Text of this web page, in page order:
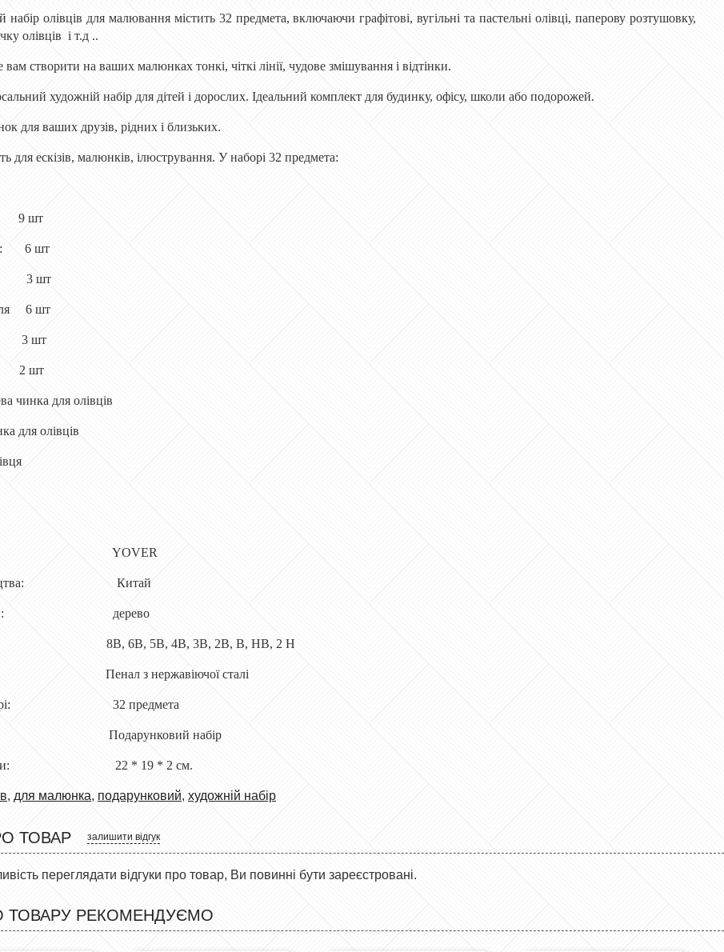
олівців для малювання містить 32 предмета, включаючи графітові, вугільні та пастельні олівці, паперову розтушовку,
олівців і т.д ..
створити на ваших малюнках тонкі, чіткі лінії, чудове змішування і відтінки.
художній набір для дітей і дорослих. Ідеальний комплект для будинку, офісу, школи або подорожей.
для ваших друзів, рідних і близьких.
для ескізів, малюнків, ілюстрування. У наборі 32 предмета:
шт
6 шт
3 шт
6 шт
3 шт
шт
чинка для олівців
для олівців
YOVER
Китай
дерево
8B, 6B, 5B, 4B, 3B, 2B, B, HB, 2 H
з нержавіючої сталі
наборі: 32 предмета
Подарунковий набір
22 * 19 * 2 см.
, для малюнка, подарунковий, художній набір
ТОВАР залишити відгук
переглядати відгуки про товар, Ви повинні бути зареєстровані.
ТОВАРУ РЕКОМЕНДУЄМО